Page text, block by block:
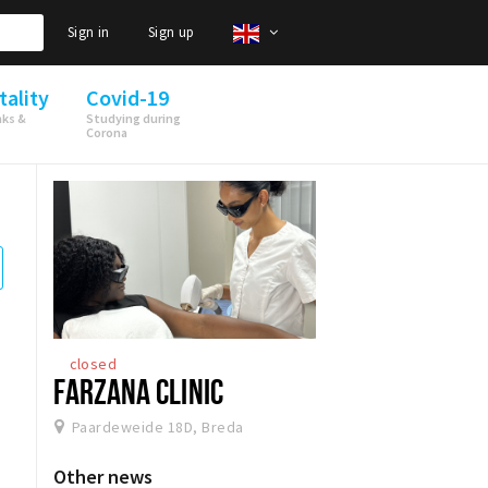
Sign in Sign up
&
Covid-19
Studying during
Corona
closed
FARZANA CLINIC
Paardeweide 18D, Breda
Other news